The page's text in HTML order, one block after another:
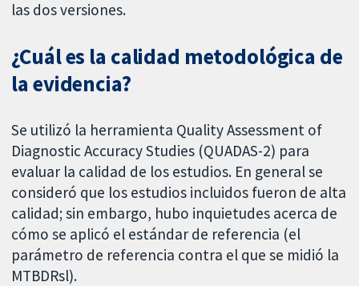
las dos versiones.
¿Cuál es la calidad metodológica de
la evidencia?
Se utilizó la herramienta Quality Assessment of
Diagnostic Accuracy Studies (QUADAS-2) para
evaluar la calidad de los estudios. En general se
consideró que los estudios incluidos fueron de alta
calidad; sin embargo, hubo inquietudes acerca de
cómo se aplicó el estándar de referencia (el
parámetro de referencia contra el que se midió la
MTBDRsl).